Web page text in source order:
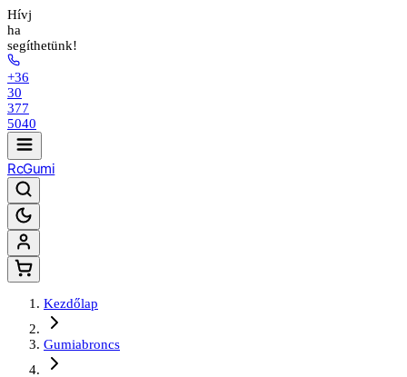
Hívj
ha
segíthetünk!
+36
30
377
5040
RcGumi
Kezdőlap
Gumiabroncs